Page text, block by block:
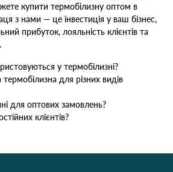
купити термобілизну оптом в
з нами — це інвестиція у ваш бізнес,
прибуток, лояльність клієнтів та
у термобілизні?
для різних видів
для оптових замовлень?
клієнтів?